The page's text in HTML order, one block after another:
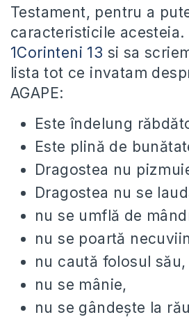
Testament, pentru a
caracteristicile acesteia.
1Corinteni 13 si sa
lista tot ce invatam
AGAPE:
Este îndelung
Este plină de
Dragostea nu
Dragostea nu se
nu se umflă de
nu se poartă
nu caută folosul său,
nu se mânie,
nu se gândeşte la